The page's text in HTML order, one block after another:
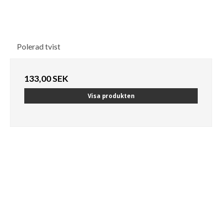
Polerad tvist
133,00 SEK
Visa produkten